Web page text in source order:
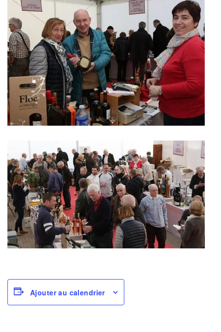
Ajouter au calendrier